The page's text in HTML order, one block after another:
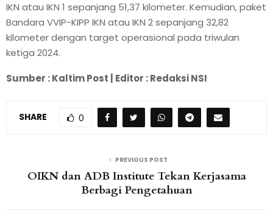
IKN atau IKN 1 sepanjang 51,37 kilometer. Kemudian, paket
Bandara VVIP-KIPP IKN atau IKN 2 sepanjang 32,82
kilometer dengan target operasional pada triwulan
ketiga 2024.
Sumber : Kaltim Post | Editor : Redaksi NSI
SHARE 0
PREVIOUS POST
OIKN dan ADB Institute Tekan Kerjasama
Berbagi Pengetahuan